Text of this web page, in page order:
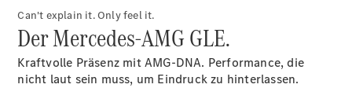
Rückrufe
Unterwegs
laden
Servicetermin
buchen
Can't explain it. Only feel it.
Der Mercedes-AMG GLE.
Kraftvolle Präsenz mit AMG-DNA. Performance, die
nicht laut sein muss, um Eindruck zu hinterlassen.